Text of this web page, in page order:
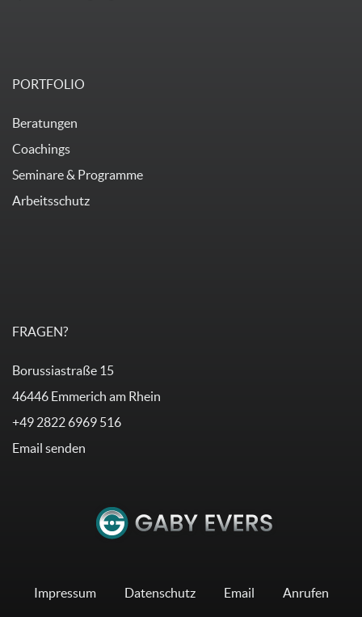
PORTFOLIO
Beratungen
Coachings
Seminare & Programme
Arbeitsschutz
FRAGEN?
Borussiastraße 15
46446 Emmerich am Rhein
+49 2822 6969 516
Email senden
Impressum Datenschutz Email Anrufen